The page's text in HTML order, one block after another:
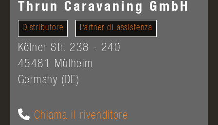
Thrun Caravaning GmbH
Distributore Partner di assistenza
Kölner Str. 238 - 240
45481
Mülheim
Germany (DE)
Chiama il rivenditore